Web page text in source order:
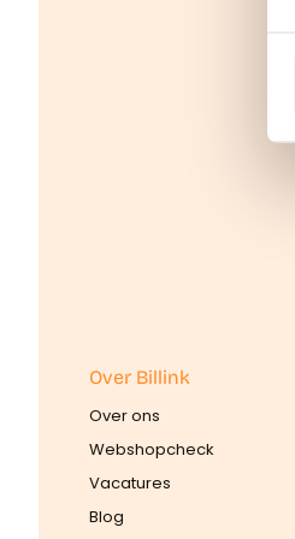
Over Billink
Over ons
Webshopcheck
Vacatures
Blog